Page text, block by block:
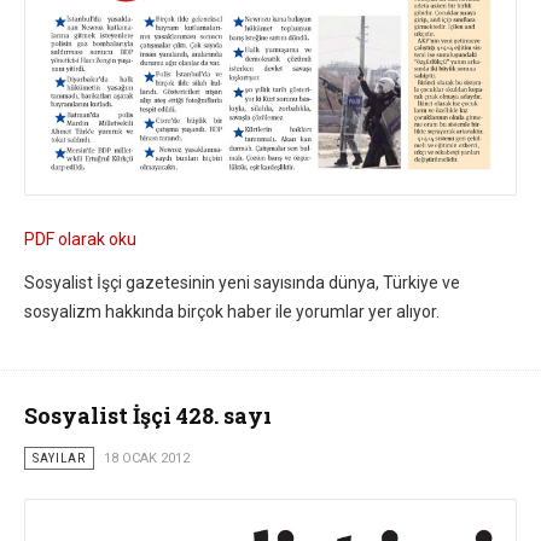
PDF olarak oku
Sosyalist İşçi gazetesinin yeni sayısında dünya, Türkiye ve
sosyalizm hakkında birçok haber ile yorumlar yer alıyor.
Sosyalist İşçi 428. sayı
SAYILAR 18 OCAK 2012